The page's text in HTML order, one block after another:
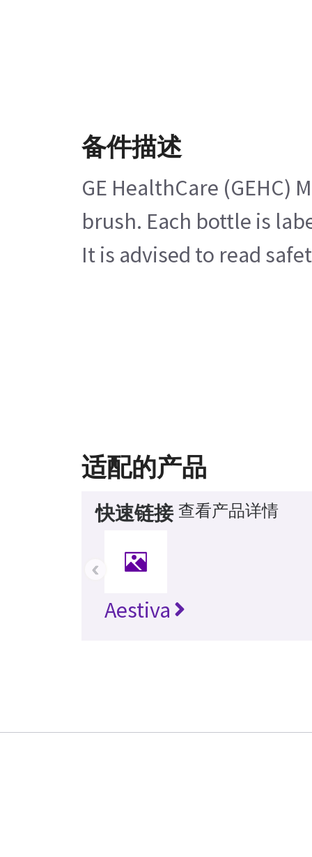
备件描述
GE HealthCare
brush. Each bottle is
It is advised to read
适配的产品
快速链接 查看产品详情
Aestiva
‹